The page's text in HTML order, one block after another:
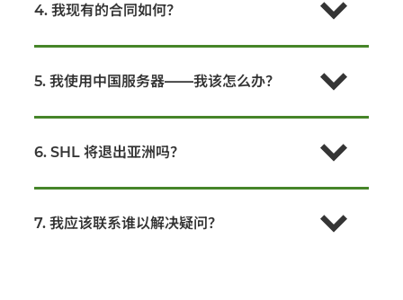
4. 我现有的合同如何？
5. 我使用中国服务器——我该怎么办？
6. SHL 将退出亚洲吗？
7. 我应该联系谁以解决疑问？